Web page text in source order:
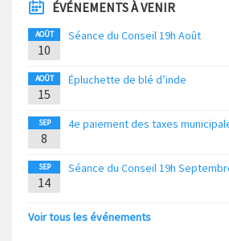
ÉVÉNEMENTS À VENIR
AOÛT
10
Séance du Conseil 19h Août
AOÛT
15
Épluchette de blé d’inde
SEP
8
4e paiement des taxes
SEP
14
Séance du Conseil 19h
Voir tous les événements